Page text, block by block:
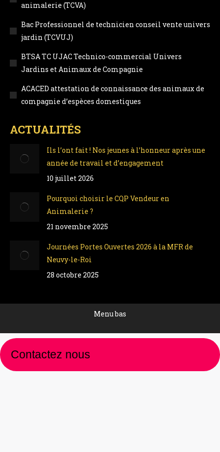
animalerie (TCVA)
Bac Professionnel de technicien conseil vente univers
jardin (TCVUJ)
BTSA TC UJAC Technico-commercial Univers
Jardins et Animaux de Compagnie
ACACED attestation de connaissance des animaux de
compagnie d’espèces domestiques
ACTUALITÉS
Ils l’ont fait ! Nos jeunes à l’honneur après une
année de travail et d’engagement
10 juillet 2026
Pourquoi choisir le CQP Vendeur en
Animalerie ?
21 novembre 2025
Journées Portes Ouvertes 2026 à la MFR de
Neuvy-le-Roi
28 octobre 2025
Menu bas
Contactez nous